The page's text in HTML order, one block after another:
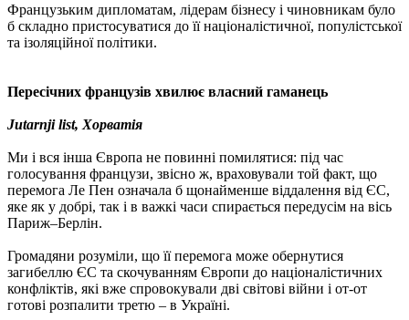
Французьким дипломатам, лідерам бізнесу і чиновникам було
б складно пристосуватися до її націоналістичної, популістської
та ізоляційної політики.
Пересічних французів хвилює власний гаманець
Jutarnji list, Хорватія
Ми і вся інша Європа не повинні помилятися: під час
голосування французи, звісно ж, враховували той факт, що
перемога Ле Пен означала б щонайменше віддалення від ЄС,
яке як у добрі, так і в важкі часи спирається передусім на вісь
Париж–Берлін.
Громадяни розуміли, що її перемога може обернутися
загибеллю ЄС та скочуванням Європи до націоналістичних
конфліктів, які вже спровокували дві світові війни і от-от
готові розпалити третю – в Україні.